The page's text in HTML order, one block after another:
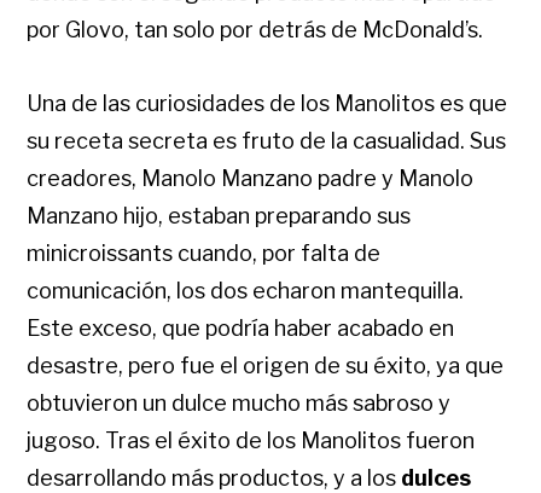
por Glovo, tan solo por detrás de McDonald’s.
Una de las curiosidades de los Manolitos es que
su receta secreta es fruto de la casualidad. Sus
creadores, Manolo Manzano padre y Manolo
Manzano hijo, estaban preparando sus
minicroissants cuando, por falta de
comunicación, los dos echaron mantequilla.
Este exceso, que podría haber acabado en
desastre, pero fue el origen de su éxito, ya que
obtuvieron un dulce mucho más sabroso y
jugoso. Tras el éxito de los Manolitos fueron
desarrollando más productos, y a los dulces